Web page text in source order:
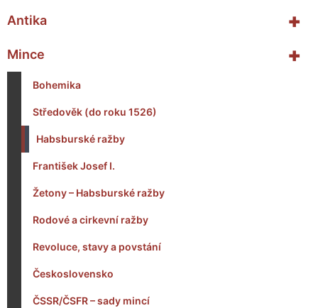
+
Antika
+
Mince
Bohemika
Středověk (do roku 1526)
Habsburské ražby
František Josef I.
Žetony – Habsburské ražby
Rodové a cirkevní ražby
Revoluce, stavy a povstání
Československo
ČSSR/ČSFR – sady mincí